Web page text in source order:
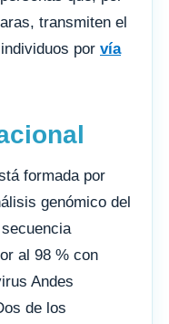
transmiten el
por vía
formada por
genómico del
al 98 % con
Andes
de los